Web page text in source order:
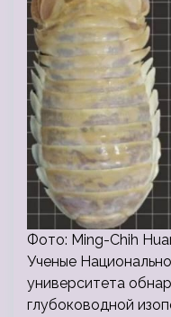
Фото: Ming-Chih
Ученые
университета
глубоководной